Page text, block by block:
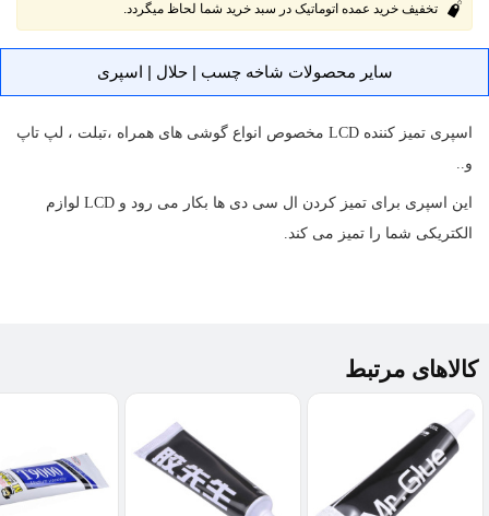
تخفیف خرید عمده اتوماتیک در سبد خرید شما لحاظ میگردد.
سایر محصولات شاخه چسب | حلال | اسپری
اسپری تمیز کننده LCD مخصوص انواع گوشی های همراه ،تبلت ، لپ تاپ
و..
این اسپری برای تمیز کردن ال سی دی ها بکار می رود و LCD لوازم
الکتریکی شما را تمیز می کند.
کالاهای مرتبط